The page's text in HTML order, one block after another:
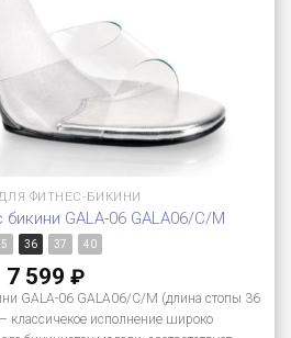
ФИТНЕС-БИКИНИ
GALA-06 GALA06/C/M
36 37 40
7 599 ₽
GALA-06 GALA06/C/M (длина стопы 36
классичекое исполнение широко